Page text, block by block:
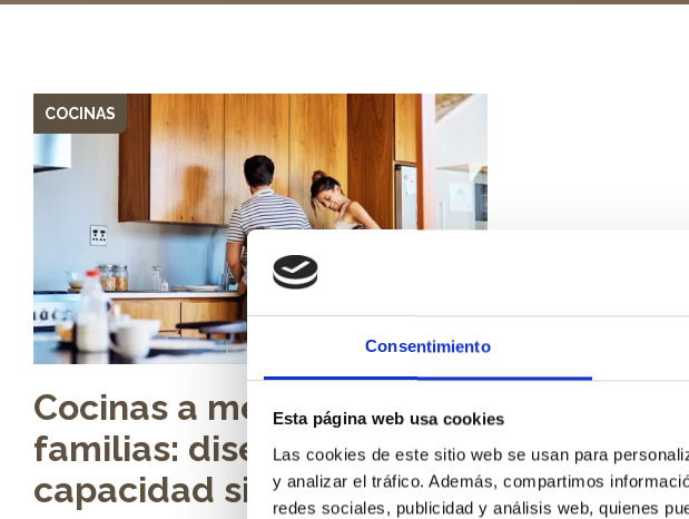
Consentimiento
Esta página web usa cookies
Las cookies de este sitio web se usan para
y analizar el tráfico. Además, compartimos
redes sociales, publicidad y análisis web, quienes
COCINAS
Cocinas a medida para
familias: diseño, orden y
capacidad sin límites